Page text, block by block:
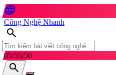
language
Công Nghệ Nhanh
search
05:55:58
search